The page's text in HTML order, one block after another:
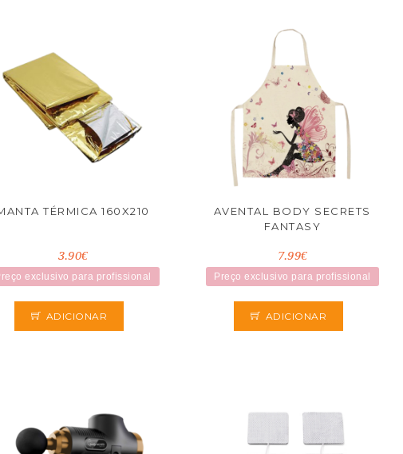
TÉRMICA 160X210
3.90€
exclusivo para profissional
ADICIONAR
AVENTAL BODY SECRETS
FANTASY
7.99€
Preço exclusivo para profissional
ADICIONAR